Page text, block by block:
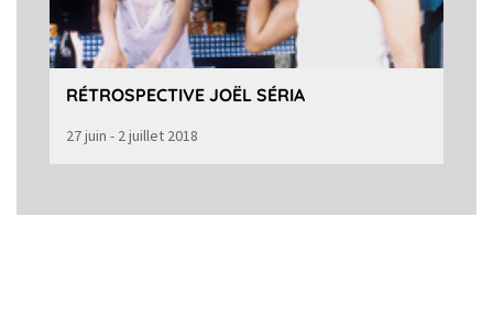
RÉTROSPECTIVE JOËL SÉRIA
27 juin - 2 juillet 2018